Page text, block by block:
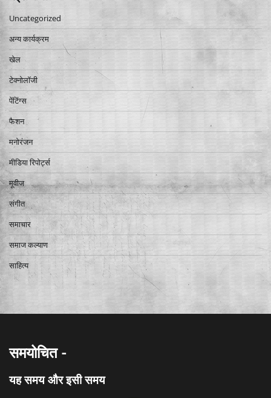
Uncategorized
अन्य कार्यक्रम
खेल
टेक्नोलॉजी
पेंटिंग्स
फैशन
मनोरंजन
मीडिया रिपोर्ट्स
मूवीज
संगीत
समाचार
समाज कल्याण
साहित्य
समयोचित -
यह समय और इसी समय